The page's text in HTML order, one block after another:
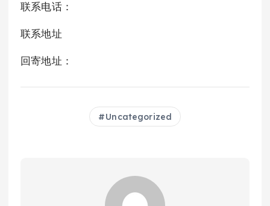
联系电话：
联系地址
回寄地址：
Uncategorized